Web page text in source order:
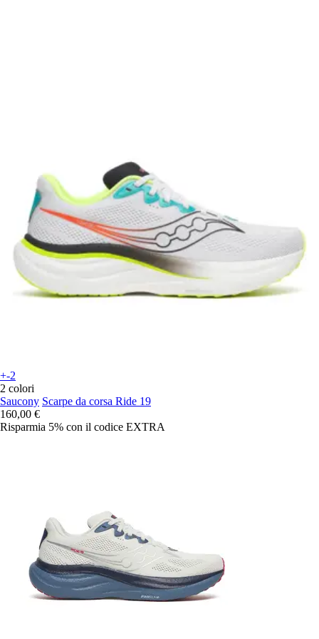
+-2
2 colori
Saucony Scarpe da corsa Ride 19
160,00 €
Risparmia 5% con il codice EXTRA